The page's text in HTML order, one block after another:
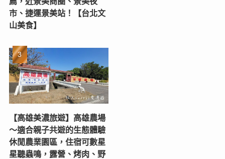
市、捷運景美站！【台北文
山美食】
【高雄美濃旅遊】高雄農場
〜適合親子共遊的生態體驗
休閒農業園區，住宿可數星
星聽蟲鳴，露營、烤肉、野